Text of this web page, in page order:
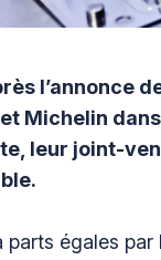
l’annonce
Michelin
leur joint-
parts égales